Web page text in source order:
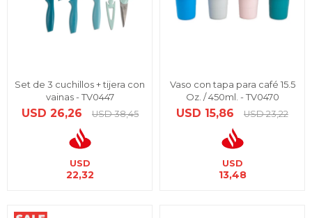
Set de 3 cuchillos + tijera con
vainas - TV0447
USD 26,26 USD 38,45
USD
22,32
Vaso con tapa para café 15.5
Oz. / 450ml. - TV0470
USD 15,86 USD 23,22
USD
13,48